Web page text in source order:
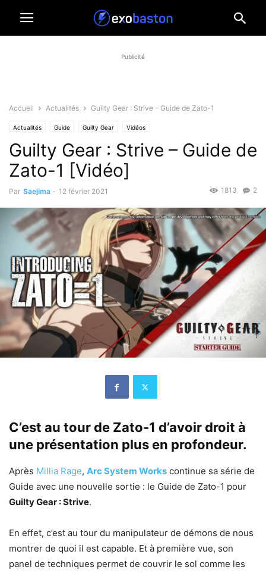
Publicité
Accueil Actualités Guilty Gear : Strive – Guide de Zato-1
Actualités Guide Guilty Gear Vidéos
Guilty Gear : Strive – Guide de
Zato-1 [Vidéo]
Par Saejima - 12 février 2021 2
1813
C’est au tour de Zato-1 d’avoir droit à
une présentation plus en profondeur.
Après Millia Rage, Arc System Works continue sa série de
Guide avec une nouvelle sortie : le Guide de Zato-1 pour
Guilty Gear : Strive.
En effet, c’est au tour du manipulateur de démons de nous
montrer de quoi il est capable. Et à première vue, son
panel de techniques permet de couvrir le sol comme les